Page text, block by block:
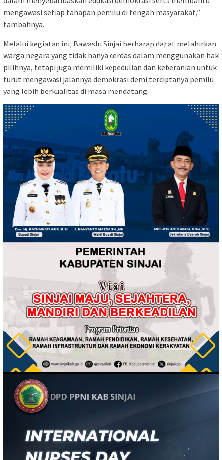
mengawasi setiap tahapan pemilu di tengah masyarakat,”
tambahnya.
Melalui kegiatan ini, Bawaslu Sinjai berharap dapat melahirkan
warga negara yang tidak hanya cerdas dalam menggunakan hak
pilihnya, tetapi juga memiliki kepedulian dan keberanian untuk
turut mengawasi jalannya demokrasi demi terciptanya pemilu
yang lebih berkualitas di masa mendatang.